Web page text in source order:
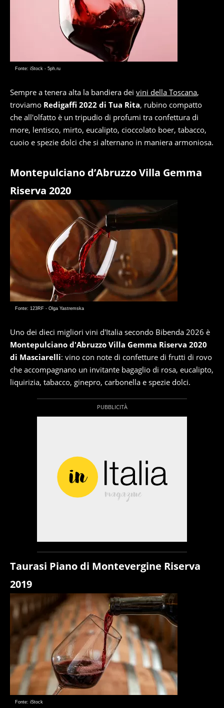
Fonte: iStock - 5ph.ru
Sempre a tenera alta la bandiera dei vini della Toscana,
troviamo Redigaffi 2022 di Tua Rita, rubino compatto
che all'olfatto è un tripudio di profumi tra confettura di
more, lentisco, mirto, eucalipto, cioccolato boer, tabacco,
cuoio e spezie dolci che si alternano in maniera armoniosa.
Montepulciano d’Abruzzo Villa Gemma
Riserva 2020
Fonte: 123RF - Olga Yastremska
Uno dei dieci migliori vini d'Italia secondo Bibenda 2026 è
Montepulciano d'Abruzzo Villa Gemma Riserva 2020
di Masciarelli: vino con note di confetture di frutti di rovo
che accompagnano un invitante bagaglio di rosa, eucalipto,
liquirizia, tabacco, ginepro, carbonella e spezie dolci.
Taurasi Piano di Montevergine Riserva
2019
Fonte: iStock